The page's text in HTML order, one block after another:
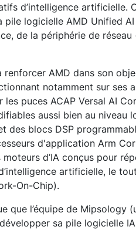
d’intelligence artificielle.
pile logicielle AMD Unified
de la périphérie de réseau
AMD dans son
notamment sur ses
puces ACAP Versal AI
aussi bien au niveau
des blocs DSP
d'application Arm
d’IA conçus pour
artificielle, le
On-Chip).
que l’équipe de Mipsology
sa pile logicielle